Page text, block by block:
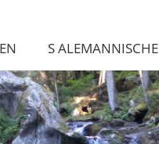
S ALEMANNISCHE